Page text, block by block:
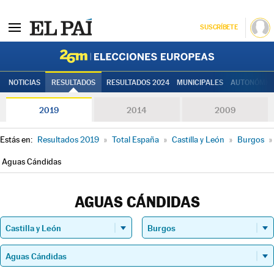
SUSCRÍBETE
NOTICIAS RESULTADOS RESULTADOS 2024 MUNICIPALES
2019 2014 2009
Estás en: Resultados 2019 » Total España » Castilla y León » Burgos »
Aguas Cándidas
AGUAS CÁNDIDAS